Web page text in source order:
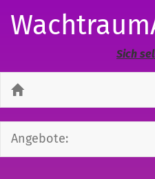
Sich
Angebote: